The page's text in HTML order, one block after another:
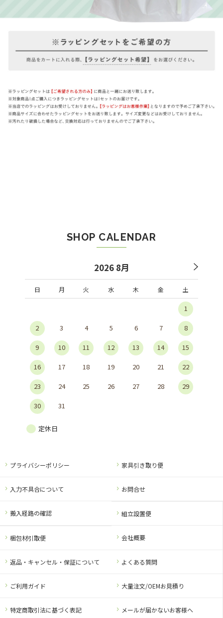
SHOP CALENDAR
2026 8月
日 月 火 水 木 金 土
1
2 3 4 5 6 7 8
9 10 11 12 13 14 15
16 17 18 19 20 21 22
23 24 25 26 27 28 29
30 31
定休日
組立設置便
ご利用ガイド
会社概要
大量注文/OEMお見積り
よくある質問
特定商取引法に基づく表記
梱包材引取便
メールが届かないお客様へ
返品・キャンセル・保証について
プライバシーポリシー 家具引き取り便
入力不具合について お問合せ
搬入経路の確認